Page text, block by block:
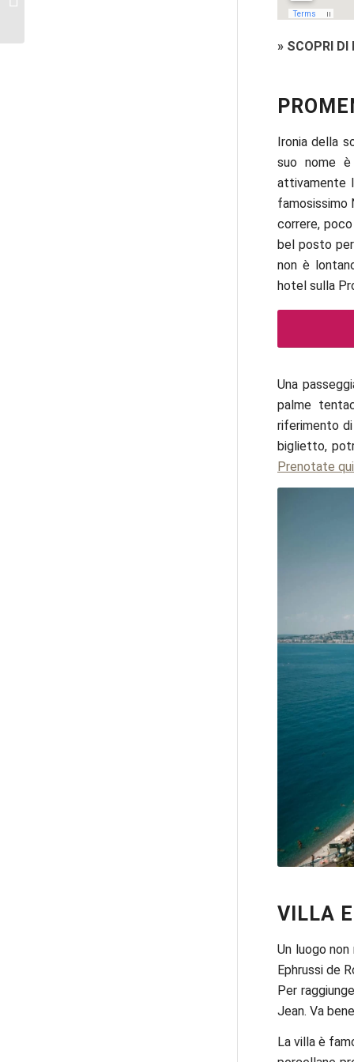
» SCOPRI DI
Ironia della
suo nome
attivamente
famosissimo
correre,
bel posto
non è
hotel sulla
Una
palme
riferimento
biglietto,
Prenotate
VILLA
Un luogo
Ephrussi de
Per
Jean. Va
La villa è